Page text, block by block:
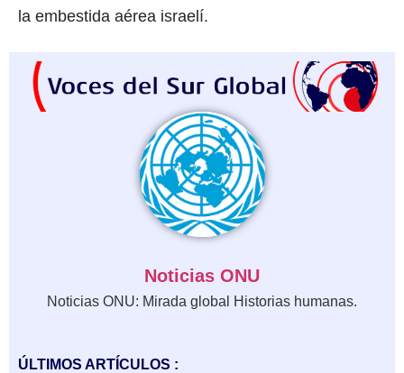
la embestida aérea israelí.
Noticias ONU
Noticias ONU: Mirada global Historias humanas.
ÚLTIMOS ARTÍCULOS :